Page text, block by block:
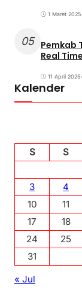
1 Maret 2025
05 Pemkab
Real
11 April 2025•
Kalender
S
S
3
4
10
11
17
18
24
25
31
« Jul